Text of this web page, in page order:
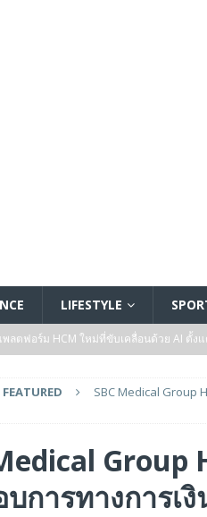
LIFESTYLE
ลตฟอร์ม HCM ใหม่ที่ขับเคลื่อนด้วย AI ตั้ง
วามร่วมมือเชิงกลยุทธ์เพื่อเร่งการเติบโตข
สำหรับยุค AI ในงาน FMS 2026
FEATURED
SBC Medical Group
Group
การทางการเ